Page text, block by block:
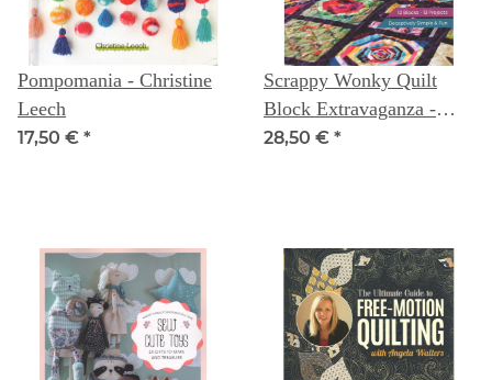
Pompomania - Christine
Leech
17,50 € *
Scrappy Wonky Quilt
Block Extravaganza -
Shannon Roudhán and
28,50 € *